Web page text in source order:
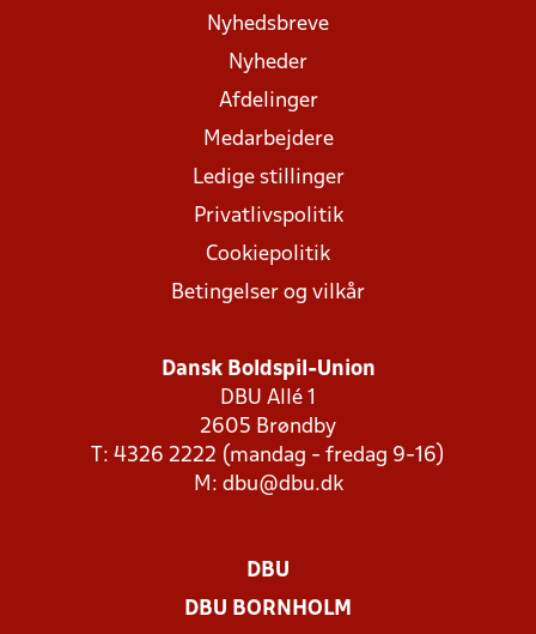
Nyhedsbreve
Nyheder
Afdelinger
Medarbejdere
Ledige stillinger
Privatlivspolitik
Cookiepolitik
Betingelser og vilkår
Dansk Boldspil-Union
DBU Allé 1
2605 Brøndby
T: 4326 2222 (mandag - fredag 9-16)
M: dbu@dbu.dk
DBU
DBU BORNHOLM